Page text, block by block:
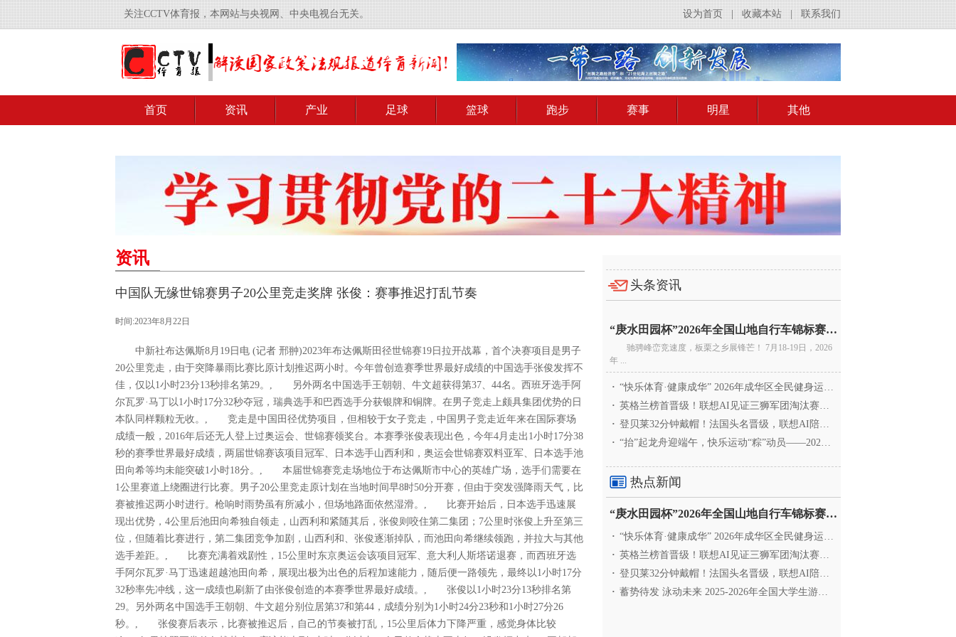
关注CCTV体育报，本网站与央视网、中央电视台无关。 联系我们
收藏本站
设为首页
首页 资讯 产业 足球 篮球 跑步 赛事 明星 其他
资讯
中国队无缘世锦赛男子20公里竞走奖牌 张俊：赛事推迟打乱节奏
时间:2023年8月22日
中新社布达佩斯8月19日电 (记者 邢翀)2023年布达佩斯田径世锦赛19日拉开战幕，首个决赛项目是男子
20公里竞走，由于突降暴雨比赛比原计划推迟两小时。今年曾创造赛季世界最好成绩的中国选手张俊发挥不
佳，仅以1小时23分13秒排名第29。, 另外两名中国选手王朝朝、牛文超获得第37、44名。西班牙选手阿
尔瓦罗·马丁以1小时17分32秒夺冠，瑞典选手和巴西选手分获银牌和铜牌。在男子竞走上颇具集团优势的日
本队同样颗粒无收。, 竞走是中国田径优势项目，但相较于女子竞走，中国男子竞走近年来在国际赛场
成绩一般，2016年后还无人登上过奥运会、世锦赛领奖台。本赛季张俊表现出色，今年4月走出1小时17分38
秒的赛季世界最好成绩，两届世锦赛该项目冠军、日本选手山西利和，奥运会世锦赛双料亚军、日本选手池
田向希等均未能突破1小时18分。, 本届世锦赛竞走场地位于布达佩斯市中心的英雄广场，选手们需要在
1公里赛道上绕圈进行比赛。男子20公里竞走原计划在当地时间早8时50分开赛，但由于突发强降雨天气，比
赛被推迟两小时进行。枪响时雨势虽有所减小，但场地路面依然湿滑。, 比赛开始后，日本选手迅速展
现出优势，4公里后池田向希独自领走，山西利和紧随其后，张俊则咬住第二集团；7公里时张俊上升至第三
位，但随着比赛进行，第二集团竞争加剧，山西利和、张俊逐渐掉队，而池田向希继续领跑，并拉大与其他
选手差距。, 比赛充满着戏剧性，15公里时东京奥运会该项目冠军、意大利人斯塔诺退赛，而西班牙选
手阿尔瓦罗·马丁迅速超越池田向希，展现出极为出色的后程加速能力，随后便一路领先，最终以1小时17分
32秒率先冲线，这一成绩也刷新了由张俊创造的本赛季世界最好成绩。, 张俊以1小时23分13秒排名第
29。另外两名中国选手王朝朝、牛文超分别位居第37和第44，成绩分别为1小时24分23秒和1小时27分26
秒。, 张俊赛后表示，比赛被推迟后，自己的节奏被打乱，15公里后体力下降严重，感觉身体比较
头条资讯
“庚水田园杯”2026年全国山地自行车锦标赛暨全国青年
驰骋峰峦竞速度，板栗之乡展锋芒！ 7月18-19日，2026
年 ...
· “快乐体育·健康成华” 2026年成华区全民健身运动会暨
· 英格兰榜首晋级！联想AI见证三狮军团淘汰赛征程
· 登贝莱32分钟戴帽！法国头名晋级，联想AI陪伴世界杯
· “抬”起龙舟迎端午，快乐运动“粽”动员——2026年成华区
热点新闻
“庚水田园杯”2026年全国山地自行车锦标赛暨全国青年
· “快乐体育·健康成华” 2026年成华区全民健身运动会暨
· 英格兰榜首晋级！联想AI见证三狮军团淘汰赛征程
· 登贝莱32分钟戴帽！法国头名晋级，联想AI陪伴世界杯
· 蓄势待发 泳动未来 2025-2026年全国大学生游泳锦标赛